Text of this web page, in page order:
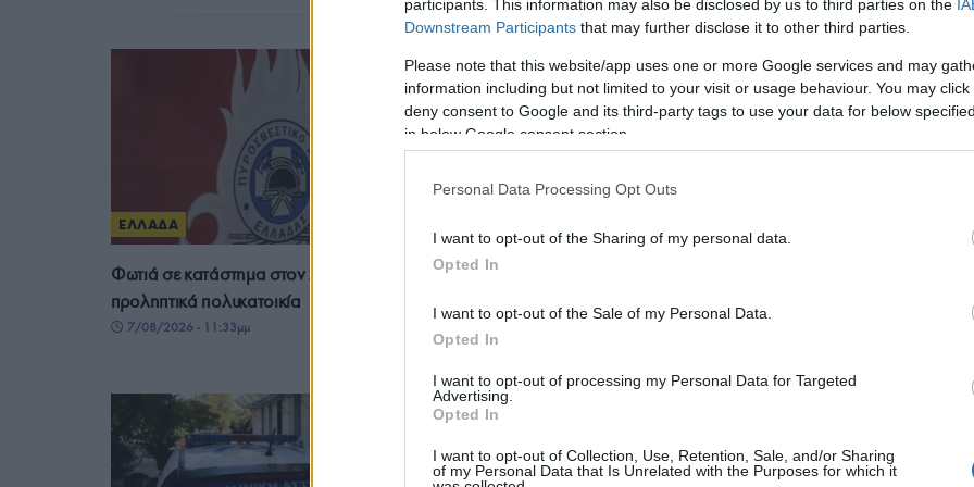
participants. This information may also be disclosed by us to third parties on the
Downstream Participants that may further disclose it to other third parties.
Please note that this website/app uses one or more Google services and may
information including but not limited to your visit or usage behaviour. You may
deny consent to Google and its third-party tags to use your data for below
in below Google consent section.
Personal Data Processing Opt Outs
I want to opt-out of the Sharing of my personal data.
Opted In
I want to opt-out of the Sale of my Personal Data.
Opted In
I want to opt-out of processing my Personal Data for Targeted
Advertising.
Opted In
I want to opt-out of Collection, Use, Retention, Sale, and/or Sharing
of my Personal Data that Is Unrelated with the Purposes for which it
ΕΛΛΑΔΑ
Φωτιά σε κατάστημα στον Άλιμο – Εκκενώθηκε
προληπτικά πολυκατοικία
7/08/2026 - 11:33μμ
εκατομμύρια ευρώ